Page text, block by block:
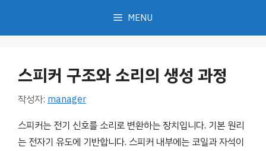
MENU
스피커 구조와 소리의 생성 과정
작성자: manager
스피커는 전기 신호를 소리로 변환하는 장치입니다. 기본 원리
는 전자기 유도에 기반합니다. 스피커 내부에는 코일과 자석이